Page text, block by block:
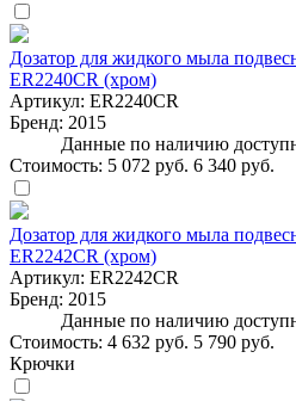
Дозатор для жидкого мыла
ER2240CR (хром)
Артикул: ER2240CR
Бренд: 2015
Данные по наличию
Стоимость: 5 072 руб. 6 340 руб.
Дозатор для жидкого мыла
ER2242CR (хром)
Артикул: ER2242CR
Бренд: 2015
Данные по наличию
Стоимость: 4 632 руб. 5 790 руб.
Крючки